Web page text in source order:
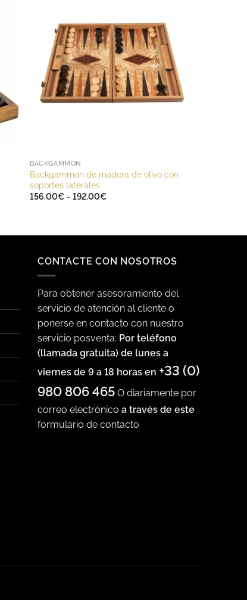
BACKGAMMON
Backgammon de madera de olivo con
soportes laterales
156.00€ - 192.00€Rango
hasta
CONTACTE CON NOSOTROS
Para obtener asesoramiento del
servicio de atención al cliente o
ponerse en contacto con nuestro
servicio posventa: Por teléfono
(llamada gratuita) de lunes a
viernes de 9 a 18 horas en +33 (0)
980 806 465 O diariamente por
correo electrónico a través de este
formulario de contacto